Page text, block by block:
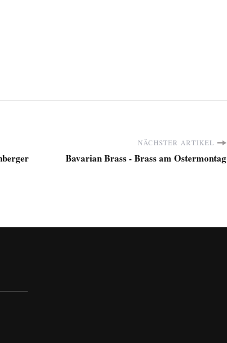
NÄCHSTER ARTIKEL
Bavarian Brass - Brass am Ostermontag